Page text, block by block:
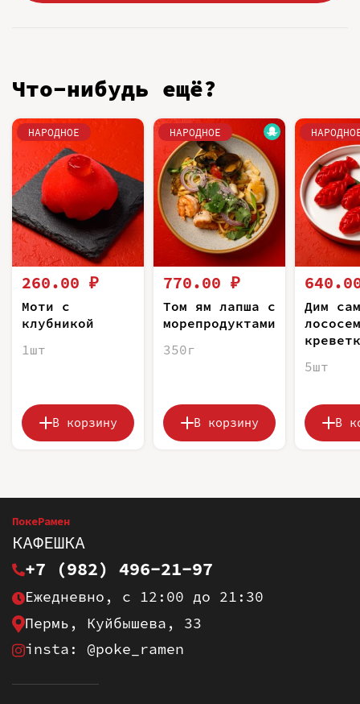
Что-нибудь ещё?
НАРОДНОЕ
260.00 ₽
Моти с
клубникой
1шт
В корзину
НАРОДНОЕ
770.00 ₽
Том ям лапша с
морепродуктами
350г
В корзину
Дим
5шт
В
ПокеРамен
КАФЕШКА
+7 (982) 496-21-97
Ежедневно, с 12:00 до 21:30
Пермь, Куйбышева, 33
insta: @poke_ramen